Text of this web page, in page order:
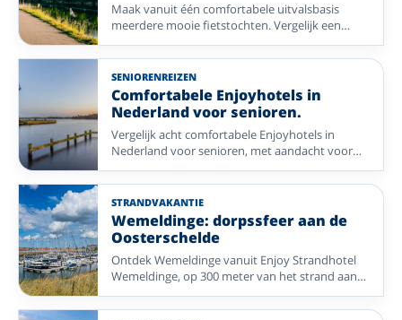
Maak vanuit één comfortabele uitvalsbasis
meerdere mooie fietstochten. Vergelijk een
selectie Enjoyhotels in Nederland, België en
Duitsland, met vier overnachtingen en
aantrekkelijke routes in de omgeving.
SENIORENREIZEN
Comfortabele Enjoyhotels in
Nederland voor senioren.
Vergelijk acht comfortabele Enjoyhotels in
Nederland voor senioren, met aandacht voor
regio, aanwezigheid van een lift,
eenpersoonskamers en uitstapjes.
STRANDVAKANTIE
Wemeldinge: dorpssfeer aan de
Oosterschelde
Ontdek Wemeldinge vanuit Enjoy Strandhotel
Wemeldinge, op 300 meter van het strand aan
de Oosterschelde en dicht bij de jachthaven,
wandelpaden en fietsroutes.